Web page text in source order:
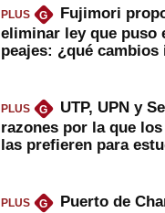
PLUS G
Fujimori
eliminar ley que puso
peajes: ¿qué
PLUS G
UTP, UPN y
razones por la que
las prefieren para
PLUS G
Puerto de